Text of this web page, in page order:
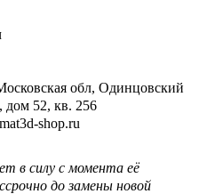
обл, Одинцовский
дом 52, кв. 256
shop.ru
в силу с момента её
до замены новой